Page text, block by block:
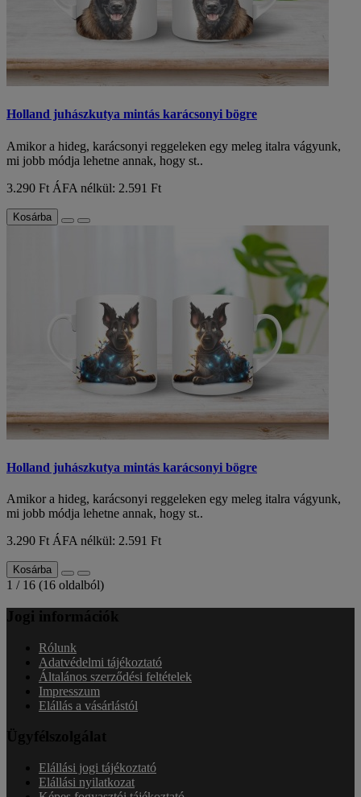
Holland juhászkutya mintás karácsonyi bögre
Amikor a hideg, karácsonyi reggeleken egy meleg italra vágyunk,
mi jobb módja lehetne annak, hogy st..
3.290 Ft ÁFA nélkül: 2.591 Ft
Kosárba
Holland juhászkutya mintás karácsonyi bögre
Amikor a hideg, karácsonyi reggeleken egy meleg italra vágyunk,
mi jobb módja lehetne annak, hogy st..
3.290 Ft ÁFA nélkül: 2.591 Ft
Kosárba
1 / 16 (16 oldalból)
Jogi információk
Rólunk
Adatvédelmi tájékoztató
Általános szerződési feltételek
Impresszum
Elállás a vásárlástól
Ügyfélszolgálat
Elállási jogi tájékoztató
Elállási nyilatkozat